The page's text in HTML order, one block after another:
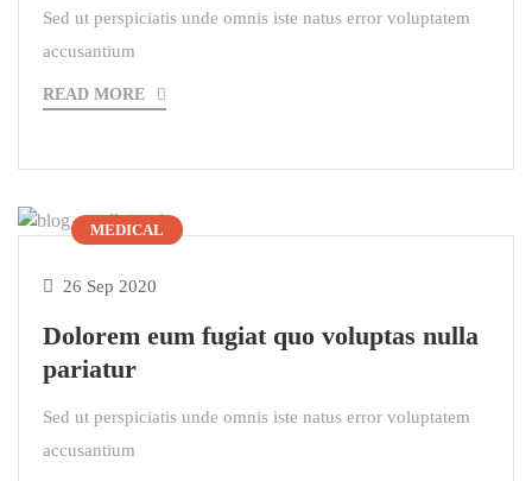
Sed ut perspiciatis unde omnis iste natus error voluptatem
accusantium
READ MORE
MEDICAL
26 Sep 2020
Dolorem eum fugiat quo voluptas nulla
pariatur
Sed ut perspiciatis unde omnis iste natus error voluptatem
accusantium